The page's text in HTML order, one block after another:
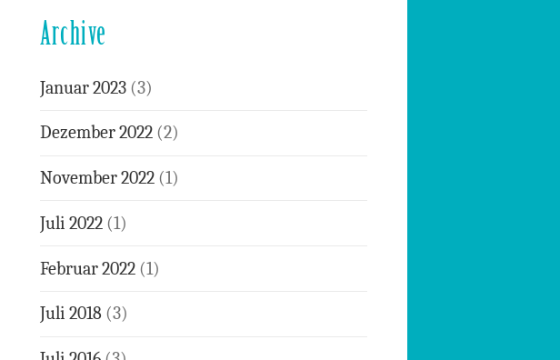
Archive
Januar 2023(3)
Dezember 2022(2)
November 2022(1)
Juli 2022(1)
Februar 2022(1)
Juli 2018 (3)